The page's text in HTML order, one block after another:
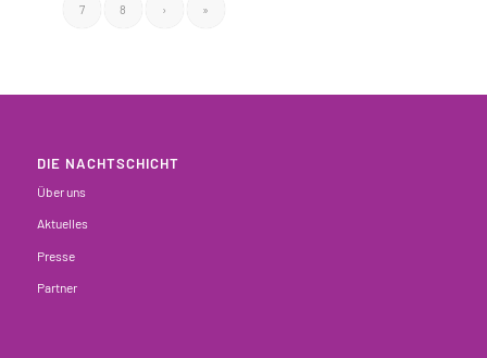
7 8 › »
DIE NACHTSCHICHT
Über uns
Aktuelles
Presse
Partner